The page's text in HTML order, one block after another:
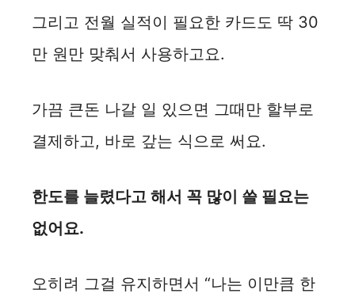
그리고 전월 실적이 필요한 카드도 딱 30
만 원만 맞춰서 사용하고요.
가끔 큰돈 나갈 일 있으면 그때만 할부로
결제하고, 바로 갚는 식으로 써요.
한도를 늘렸다고 해서 꼭 많이 쓸 필요는
없어요.
오히려 그걸 유지하면서 “나는 이만큼 한